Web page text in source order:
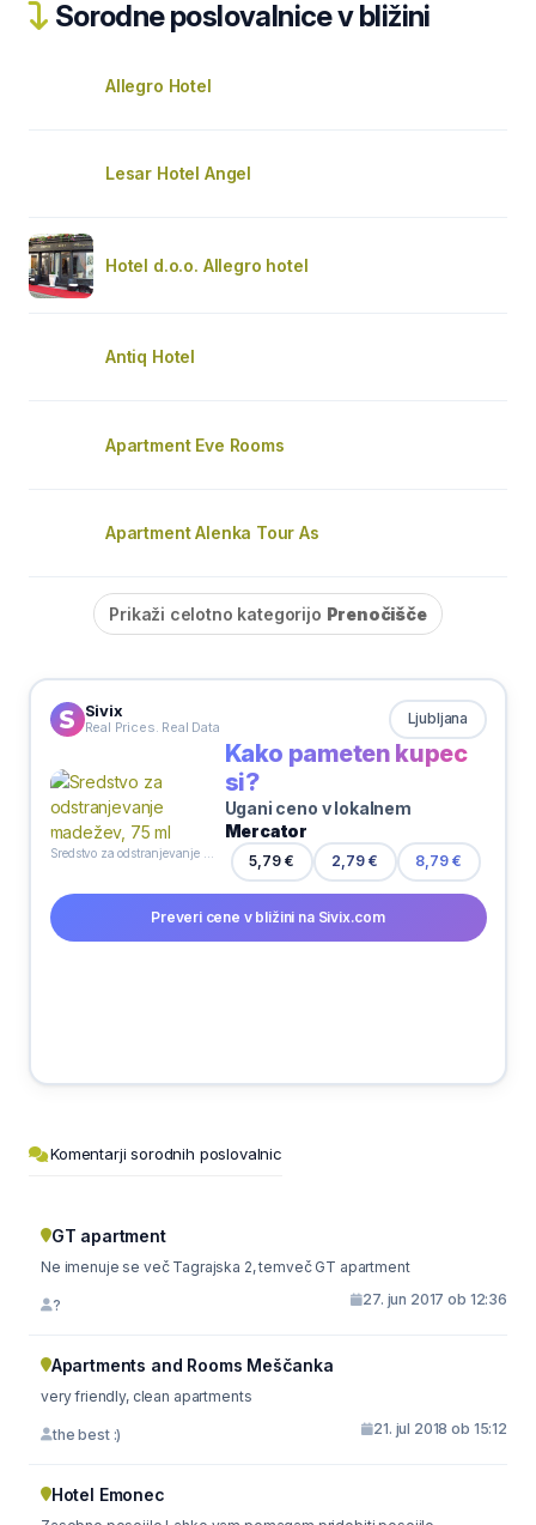
Sorodne poslovalnice v bližini
Allegro Hotel
Lesar Hotel Angel
Hotel d.o.o. Allegro hotel
Antiq Hotel
Apartment Eve Rooms
Apartment Alenka Tour As
Prikaži celotno kategorijo Prenočišče
Sivix
Real Prices. Real Data Ljubljana
Kako pameten kupec
si?
Ugani ceno v lokalnem
Mercator
5,79 € 2,79 € 8,79 €
Preveri cene v bližini na Sivix.com
Komentarji sorodnih poslovalnic
GT apartment
Ne imenuje se več Tagrajska 2, temveč GT apartment
? 27. jun 2017 ob 12:36
Apartments and Rooms Meščanka
very friendly, clean apartments
the best :) 21. jul 2018 ob 15:12
Hotel Emonec